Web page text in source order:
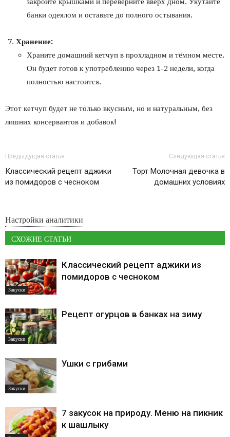
банки одеялом и оставьте до полного остывания.
Хранение:
Храните домашний кетчуп в прохладном и тёмном месте.
Он будет готов к употреблению через 1-2 недели, когда
полностью настоится.
Этот кетчуп будет не только вкусным, но и натуральным, без
лишних консервантов и добавок!
Предыдущая статья
Классический рецепт аджики
из помидоров с чесноком
Следующая статья
Торт Молочная девочка в
домашних условиях
Настройки аналитики
СХОЖИЕ СТАТЬИ
Закуски
Классический рецепт аджики из
помидоров с чесноком
Закуски
Рецепт огурцов в банках на зиму
Закуски
Ушки с грибами
7 закусок на природу. Меню на пикник
к шашлыку